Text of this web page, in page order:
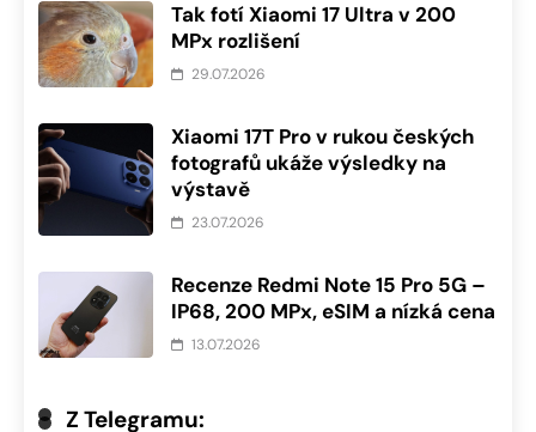
Tak fotí Xiaomi 17 Ultra v 200
MPx rozlišení
29.07.2026
Xiaomi 17T Pro v rukou českých
fotografů ukáže výsledky na
výstavě
23.07.2026
Recenze Redmi Note 15 Pro 5G –
IP68, 200 MPx, eSIM a nízká cena
13.07.2026
Z Telegramu: